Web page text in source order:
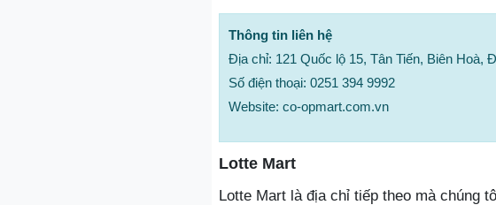
Thông tin liên hệ
Địa chỉ: 121 Quốc lộ 15, Tân Tiến, Biên Hoà,
Số điện thoại: 0251 394 9992
Website: co-opmart.com.vn
Lotte Mart
Lotte Mart là địa chỉ tiếp theo mà chúng